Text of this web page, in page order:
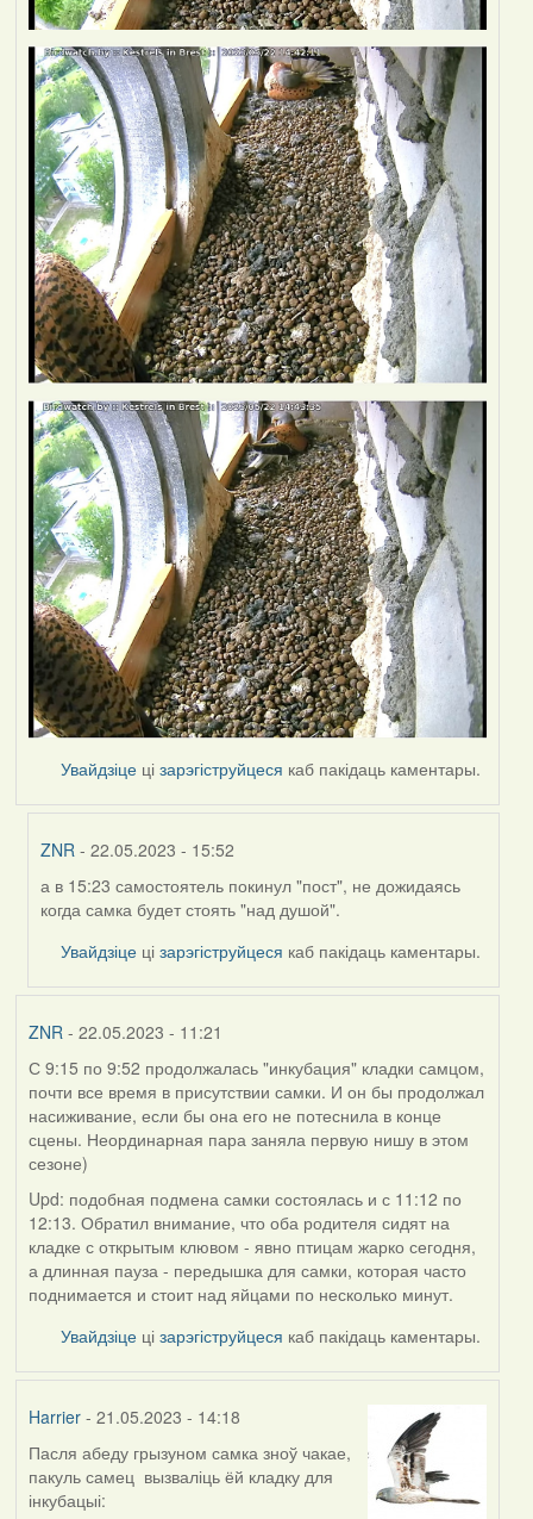
Увайдзіце цізарэгіструйцеся каб пакідаць каментары.
ZNR - 22.05.2023 - 15:52
In
reply
Harrier
а в 15:23 самостоятель покинул "пост", не дожидаясь
когда самка будет стоять "над душой".
Увайдзіце цізарэгіструйцеся каб пакідаць каментары.
ZNR- 22.05.2023 - 11:21
С 9:15 по 9:52 продолжалась "инкубация" кладки самцом,
почти все время в присутствии самки. И он бы продолжал
насиживание, если бы она его не потеснила в конце
сцены. Неординарная пара заняла первую нишу в этом
сезоне)
Upd: подобная подмена самки состоялась и с 11:12 по
12:13. Обратил внимание, что оба родителя сидят на
кладке с открытым клювом - явно птицам жарко сегодня,
а длинная пауза - передышка для самки, которая часто
поднимается и стоит над яйцами по несколько минут.
Увайдзіце цізарэгіструйцеся каб пакідаць каментары.
Harrier- 21.05.2023 - 14:18
Пасля абеду грызуном самка зноў чакае,
пакуль самец вызваліць ёй кладку для
інкубацыі: